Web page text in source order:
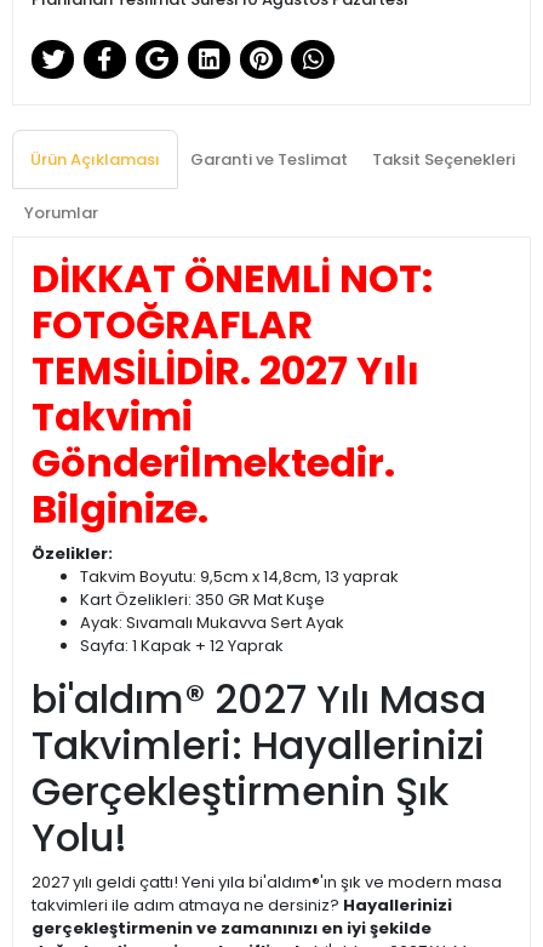
Ürün Açıklaması Garanti ve Teslimat Taksit Seçenekleri
Yorumlar
DİKKAT ÖNEMLİ NOT:
FOTOĞRAFLAR
TEMSİLİDİR. 2027 Yılı
Takvimi
Gönderilmektedir.
Bilginize.
Özelikler:
Takvim Boyutu: 9,5cm x 14,8cm, 13 yaprak
Kart Özelikleri: 350 GR Mat Kuşe
Ayak: Sıvamalı Mukavva Sert Ayak
Sayfa: 1 Kapak + 12 Yaprak
bi'aldım® 2027 Yılı Masa
Takvimleri: Hayallerinizi
Gerçekleştirmenin Şık
Yolu!
2027 yılı geldi çattı! Yeni yıla bi'aldım®'ın şık ve modern masa
takvimleri ile adım atmaya ne dersiniz? Hayallerinizi
gerçekleştirmenin ve zamanınızı en iyi şekilde